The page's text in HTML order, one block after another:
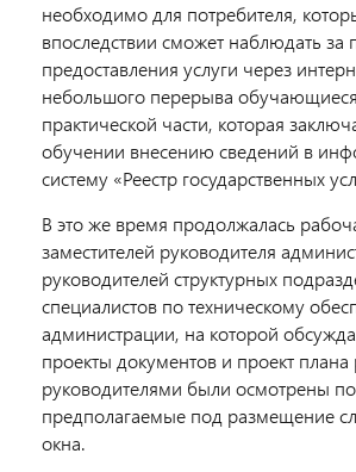
необходимо для потребителя,
впоследствии сможет наблюдать за
предоставления услуги через
небольшого перерыва
практической части, которая
обучении внесению сведений в
систему «Реестр государственных
В это же время продолжалась
заместителей руководителя
руководителей структурных
специалистов по техническому
администрации, на которой
проекты документов и проект
руководителями были осмотрены
предполагаемые под размещение
окна.